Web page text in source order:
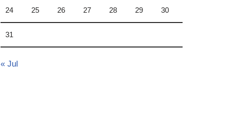
24 25 26 27 28 29 30
31
« Jul